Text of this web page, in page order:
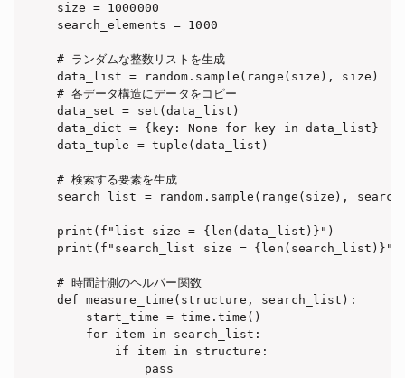
size = 1000000
search_elements = 1000
# ランダムな整数リストを生成
data_list = random.sample(range(size), size)
# 各データ構造にデータをコピー
data_set = set(data_list)
data_dict = {key: None for key in data_list}
data_tuple = tuple(data_list)
# 検索する要素を生成
search_list = random.sample(range(size),
print(f"list size = {len(data_list)}")
print(f"search_list size = {len(search_list)}")
# 時間計測のヘルパー関数
def measure_time(structure, search_list):
    start_time = time.time()
    for item in search_list:
        if item in structure:
            pass